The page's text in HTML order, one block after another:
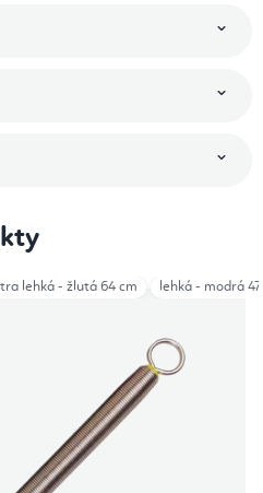
lehká - žlutá 64 cm lehká - modrá